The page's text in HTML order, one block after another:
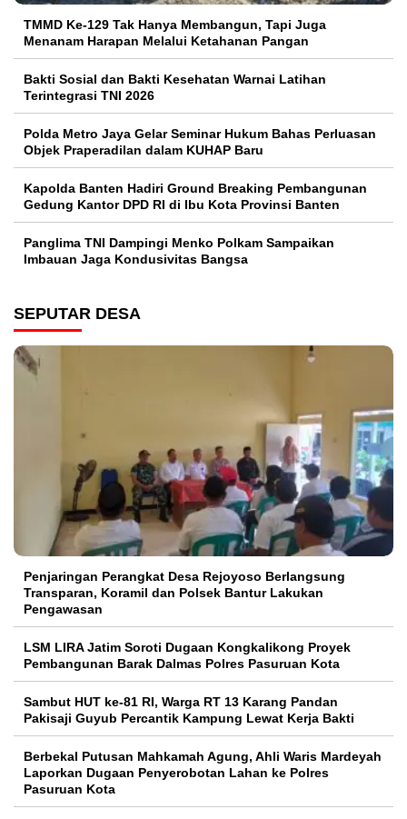
TMMD Ke-129 Tak Hanya Membangun, Tapi Juga
Menanam Harapan Melalui Ketahanan Pangan
Bakti Sosial dan Bakti Kesehatan Warnai Latihan
Terintegrasi TNI 2026
Polda Metro Jaya Gelar Seminar Hukum Bahas Perluasan
Objek Praperadilan dalam KUHAP Baru
Kapolda Banten Hadiri Ground Breaking Pembangunan
Gedung Kantor DPD RI di Ibu Kota Provinsi Banten
Panglima TNI Dampingi Menko Polkam Sampaikan
Imbauan Jaga Kondusivitas Bangsa
SEPUTAR DESA
Penjaringan Perangkat Desa Rejoyoso Berlangsung
Transparan, Koramil dan Polsek Bantur Lakukan
Pengawasan
LSM LIRA Jatim Soroti Dugaan Kongkalikong Proyek
Pembangunan Barak Dalmas Polres Pasuruan Kota
Sambut HUT ke-81 RI, Warga RT 13 Karang Pandan
Pakisaji Guyub Percantik Kampung Lewat Kerja Bakti
Berbekal Putusan Mahkamah Agung, Ahli Waris Mardeyah
Laporkan Dugaan Penyerobotan Lahan ke Polres
Pasuruan Kota